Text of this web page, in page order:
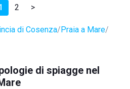
2 >
di Cosenza Praia a Mare
di spiagge nel